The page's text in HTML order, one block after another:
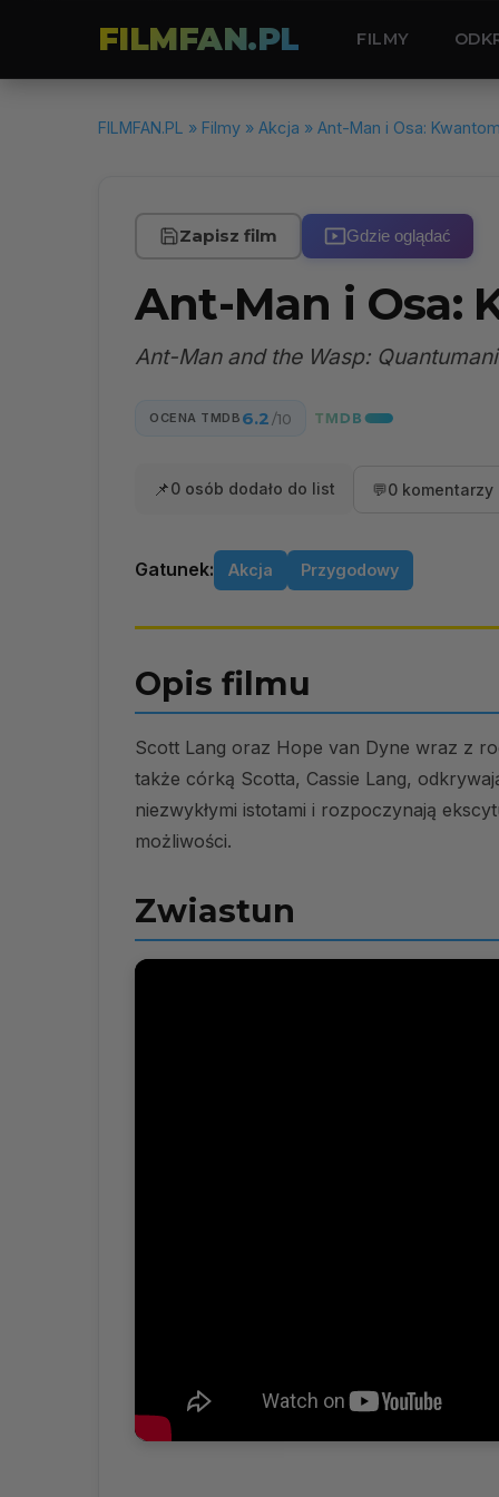
FILMFAN.PL FILMY
FILMFAN.PL » Filmy » Akcja » Ant-Man i Osa:
Zapisz film Gdzie oglądać
Ant-Man i Osa:
Ant-Man and the Wasp:
OCENA TMDB 6.2 /10
📌0 osób dodało do list 💬0 komentarzy
Gatunek: Akcja Przygodowy
Opis filmu
Scott Lang oraz Hope van Dyne wraz z
także córką Scotta, Cassie Lang,
niezwykłymi istotami i rozpoczynają
możliwości.
Zwiastun